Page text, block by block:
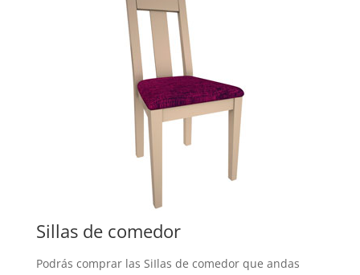
Sillas de comedor
Podrás comprar las SiIlas de comedor que andas